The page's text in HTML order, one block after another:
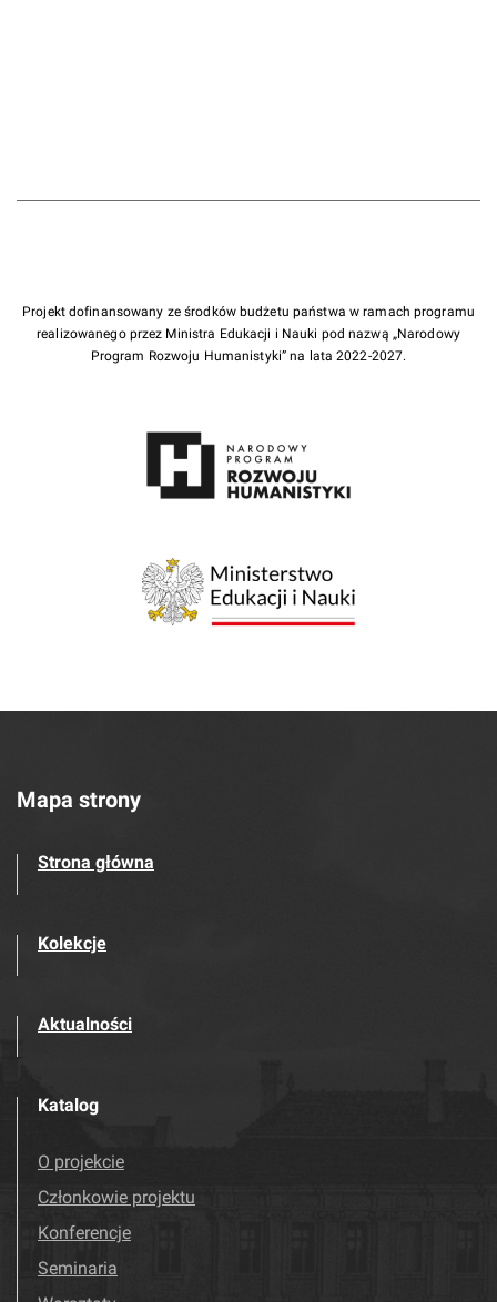
Projekt dofinansowany ze środków budżetu państwa w ramach programu
realizowanego przez Ministra Edukacji i Nauki pod nazwą „Narodowy
Program Rozwoju Humanistyki” na lata 2022-2027.
Mapa strony
Strona główna
Kolekcje
Aktualności
Katalog
O projekcie
Członkowie projektu
Konferencje
Seminaria